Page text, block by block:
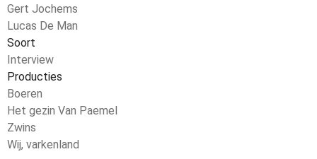
Gert Jochems
Lucas De Man
Soort
Interview
Producties
Boeren
Het gezin Van Paemel
Zwins
Wij, varkenland